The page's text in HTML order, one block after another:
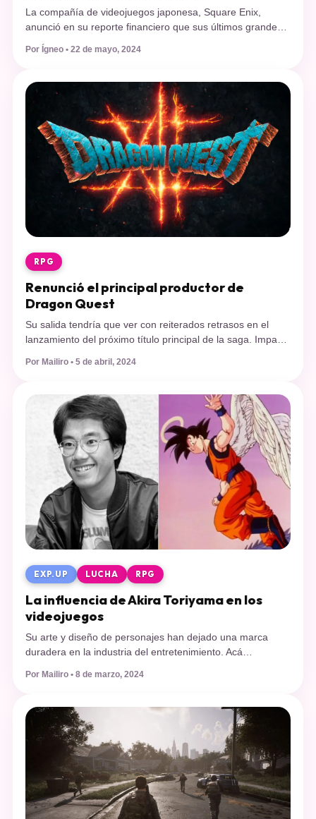
La compañía de videojuegos japonesa, Square Enix,
anunció en su reporte financiero que sus últimos grandes
títulos lanzados en el último tiempo no han cumplido las
expectativas de ventas y las acciones han sufrido su mayor
buen momento y es que, como reportó Bloomberg, […]
Por Ígneo • 22 de mayo, 2024
RPG
Renunció el principal productor de
Dragon Quest
Su salida tendría que ver con reiterados retrasos en el
lanzamiento del próximo título principal de la saga. Impacto
principal de la serie Dragon Quest, Yu Miyake. Según
persistentes retrasos en el lanzamiento del próximo título
principal, Dragon Quest […]
Por Mailiro • 5 de abril, 2024
EXP.UP LUCHA RPG
La influencia de Akira Toriyama en los
videojuegos
Su arte y diseño de personajes han dejado una marca
duradera en la industria del entretenimiento. Acá
memoria. Una triste noticia se dio a conocer
Ball, falleció a los 68 años de edad. Pero además del
clásico manga shonen […]
Por Mailiro • 8 de marzo, 2024